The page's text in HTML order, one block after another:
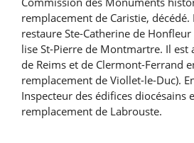
remplacement de Caristie,
restaure Ste-Catherine de Honfleur
lise St-Pierre de Montmartre. Il est
de Reims et de Clermont-Ferrand
remplacement de Viollet-le-Duc).
Inspecteur des édifices diocésains
remplacement de Labrouste.